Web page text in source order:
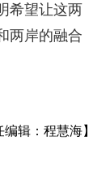
希望让这两
两岸的融合
编辑：程慧海】